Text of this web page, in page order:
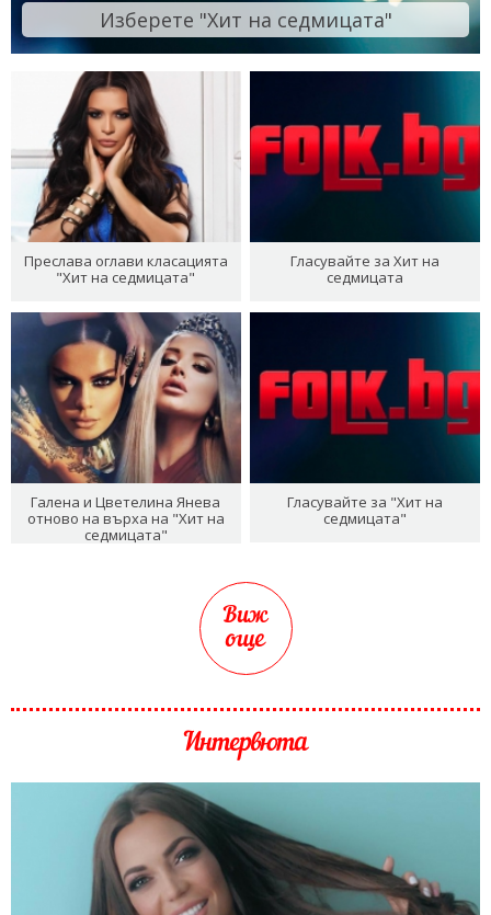
Изберете "Хит на седмицата"
Преслава оглави класацията
"Хит на седмицата"
Гласувайте за Хит на
седмицата
Галена и Цветелина Янева
отново на върха на "Хит на
седмицата"
Гласувайте за "Хит на
седмицата"
Виж
още
Интервюта